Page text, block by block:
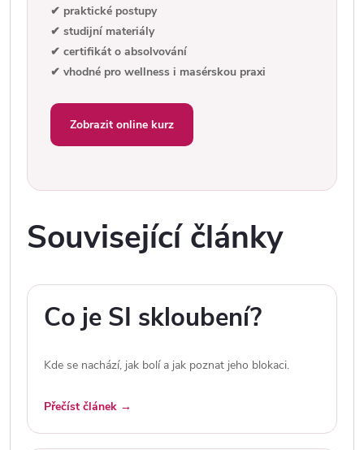
✔ praktické postupy
✔ studijní materiály
✔ certifikát o absolvování
✔ vhodné pro wellness i masérskou praxi
Zobrazit online kurz
Související články
Co je SI skloubení?
Kde se nachází, jak bolí a jak poznat jeho blokaci.
Přečíst článek →